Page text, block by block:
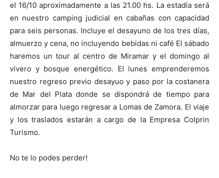
el 16/10 aproximadamente a las 21.00 hs. La estadía será
en nuestro camping judicial en cabañas con capacidad
para seis personas. Incluye el desayuno de los tres días,
almuerzo y cena, no incluyendo bebidas ni café El sábado
haremos un tour al centro de Miramar y el domingo al
vivero y bosque energético. El lunes emprenderemos
nuestro regreso previo desayuo y paso por la costanera
de Mar del Plata donde se dispondrá de tiempo para
almorzar para luego regresar a Lomas de Zamora. El viaje
y los traslados estarán a cargo de la Empresa Colprin
Turismo.
No te lo podes perder!